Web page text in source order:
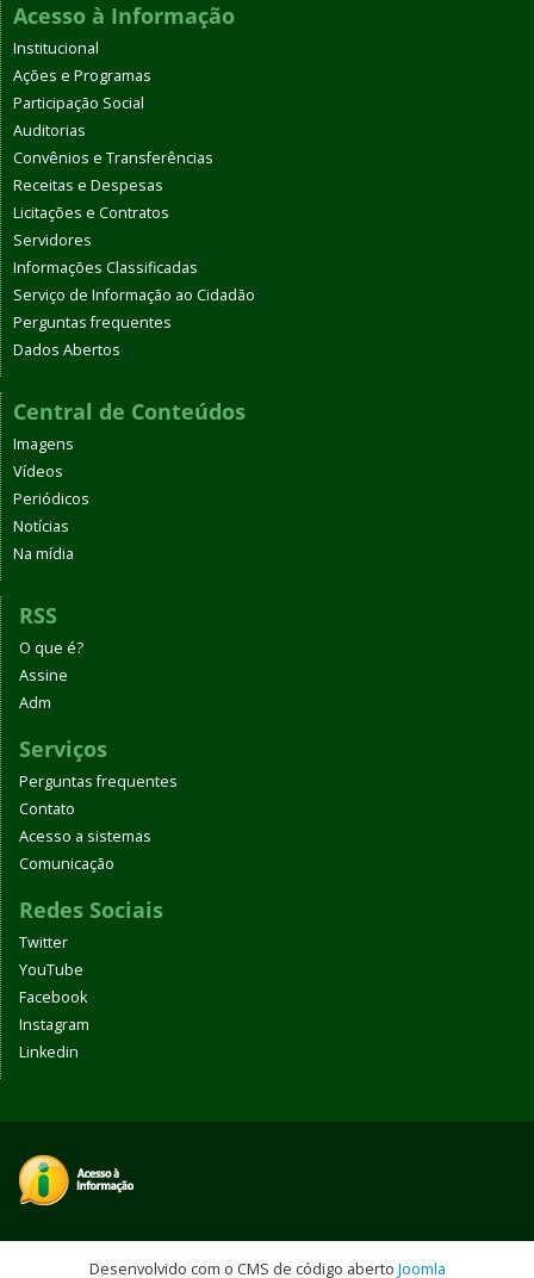
Acesso à Informação
Institucional
Ações e Programas
Participação Social
Auditorias
Convênios e Transferências
Receitas e Despesas
Licitações e Contratos
Servidores
Informações Classificadas
Serviço de Informação ao Cidadão
Perguntas frequentes
Dados Abertos
Central de Conteúdos
Imagens
Vídeos
Periódicos
Notícias
Na mídia
RSS
O que é?
Assine
Adm
Serviços
Perguntas frequentes
Contato
Acesso a sistemas
Comunicação
Redes Sociais
Twitter
YouTube
Facebook
Instagram
Linkedin
Desenvolvido com o CMS de código aberto Joomla